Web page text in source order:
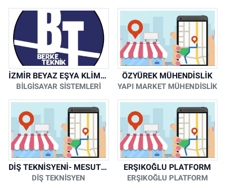
İZMİR BEYAZ EŞYA KLİMA KOMBİ SERVİSİ
BİLGİSAYAR SİSTEMLERİ
ÖZYÜREK MÜHENDİSLİK
YAPI MARKET MÜHENDİSLİK
DİŞ TEKNİSYENİ- MESUT KORKMAZ
DİŞ TEKNİSYEN
ERŞIKOĞLU PLATFORM
ERŞIKOĞLU PLATFORM